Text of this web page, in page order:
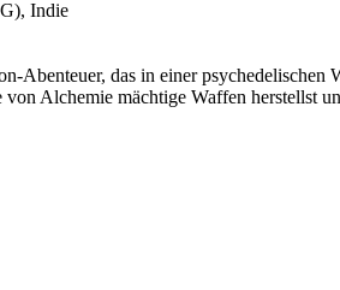
, Indie
Abenteuer, das in einer
Alchemie mächtige Waffen herstellst